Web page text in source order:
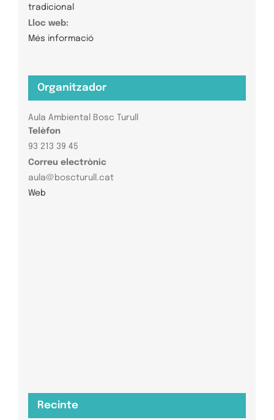
tradicional
Lloc web:
Més informació
Organitzador
Aula Ambiental Bosc Turull
Telèfon
93 213 39 45
Correu electrònic
aula@boscturull.cat
Web
Recinte